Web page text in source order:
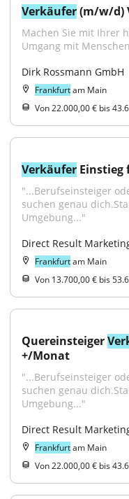
Verkäufer (m/w/d)
Machen Sie mit Ihrer
Umgang mit
Dirk Rossmann GmbH
Frankfurtam Main
Von 22.000,00 € bis
Verkäufer Einstieg
"...Berufseinsteiger
suchen genau
Umgebung..."
Direct Result
Frankfurtam Main
Von 13.700,00 € bis
Quereinsteiger
+/Monat
"...Berufseinsteiger
suchen genau
Umgebung..."
Direct Result
Frankfurtam Main
Von 22.000,00 € bis